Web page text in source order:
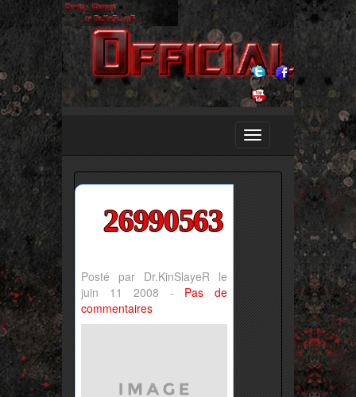
26990563
Posté par Dr.KinSlayeR le
juin 11 2008 - Pas de
commentaires